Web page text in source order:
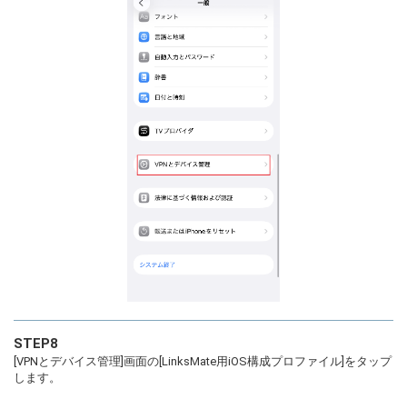
STEP8
[VPNとデバイス管理]画面の[LinksMate用iOS構成プロファイル]をタップ
します。